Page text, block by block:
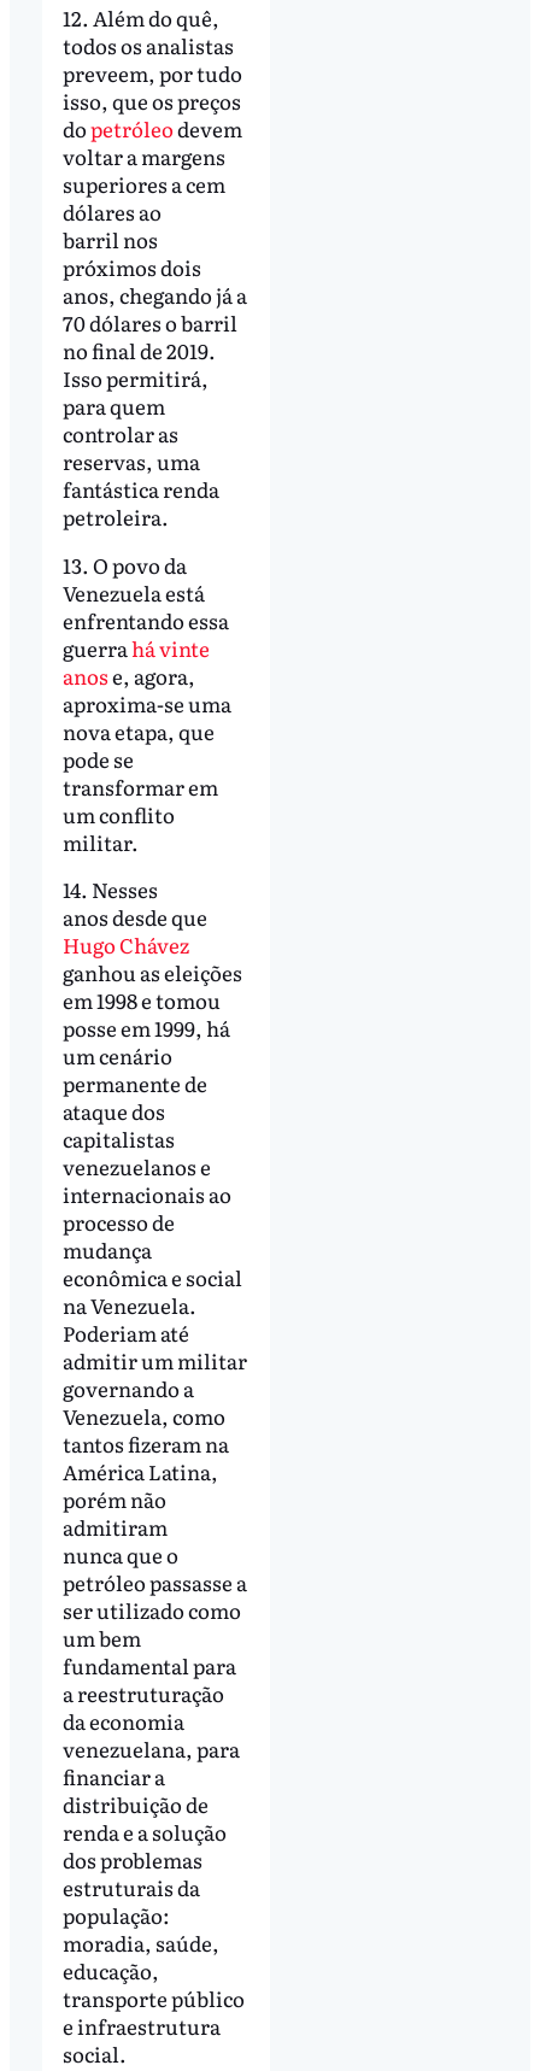
12. Além do quê,
todos os analistas
preveem, por tudo
isso, que os preços
dopetróleodevem
voltar a margens
superiores a cem
dólares ao
barril nos
próximos dois
anos, chegando já a
70 dólares o barril
no final de 2019.
Isso permitirá,
para quem
controlar as
reservas, uma
fantástica renda
petroleira.
13. O povo da
Venezuela está
enfrentando essa
guerrahá vinte
anose, agora,
aproxima-se uma
nova etapa, que
pode se
transformar em
um conflito
militar.
14. Nesses
anos desde que
Hugo Chávez
ganhou as eleições
em 1998 e tomou
posse em 1999, há
um cenário
permanente de
ataque dos
capitalistas
venezuelanos e
internacionais ao
processo de
mudança
econômica e social
na Venezuela.
Poderiam até
admitir um militar
governando a
Venezuela, como
tantos fizeram na
América Latina,
porém não
admitiram
nunca que o
petróleo passasse a
ser utilizado como
um bem
fundamental para
a reestruturação
da economia
venezuelana, para
financiar a
distribuição de
renda e a solução
dos problemas
estruturais da
população:
moradia, saúde,
educação,
transporte público
e infraestrutura
social.